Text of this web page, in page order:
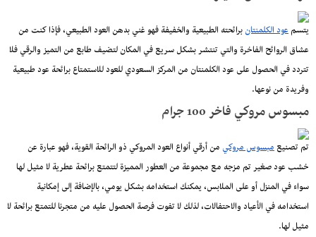
يتسمعود الكلمنتانبرائحته الطبيعية والخفيفة فهو غني بدهن العود الطبيعي، فإذا كنت من
عشاق الروائح الفاخرة والتي تنتشر بشكل سريع في المكان لتضيف طابع من التميز والرقي فلا
تتردد في الحصول على عود الكلمنتان من المركز السعودي للعود للاستمتاع برائحة عود طبيعية
وفريدة من نوعها.
مبسوس مروكي فاخر 100 جرام
تم تصنيعمبسوس مروكيمن أرقي أنواع العود المروكي ذو الرائحة القوية، فهو عبارة عن
خشب عود صغير تم مزجه مع مجموعة من العطور المميزة لتتمتع برائحة عطرية لا مثيل لها
سواء في المنزل أو على الملابس، يمكنك استخدامه بشكل يومي، بالإضافة إلى إمكانية
استخدامه في الأعياد والاحتفالات، لذلك لا تفوت فرصة الحصول عليه من متجرنا للتمتع برائحة لا
مثيل لها.